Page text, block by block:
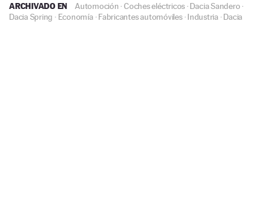
ARCHIVADO EN Automoción ·Coches eléctricos ·Dacia Sandero ·
Dacia Spring · Economía·Fabricantes automóviles·Industria ·Dacia